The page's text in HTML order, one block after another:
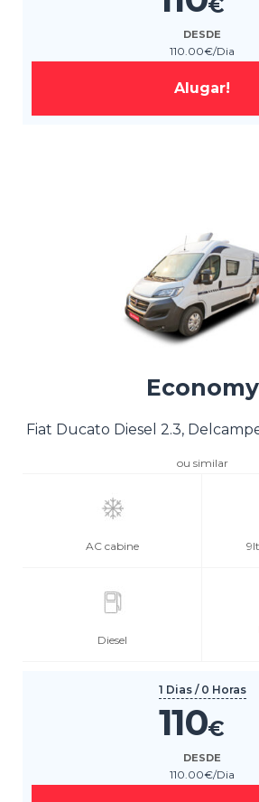
€
DESDE
110 .00€/Dia
Alugar!
Economy
Fiat Ducato Diesel 2.3,
ou similar
AC cabine
Diesel
1 Dias / 0 Horas
110€
DESDE
110.00€/Dia